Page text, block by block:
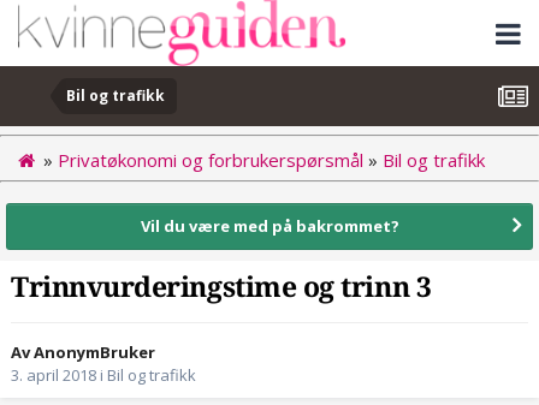
Bil og trafikk
» Privatøkonomi og forbrukerspørsmål » Bil og trafikk
Vil du være med på bakrommet?
Trinnvurderingstime og trinn 3
Av AnonymBruker
3. april 2018 i Bil og trafikk